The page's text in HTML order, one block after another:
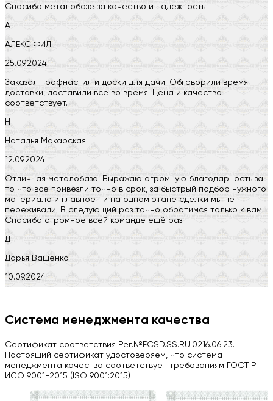
Спасибо металобазе за качество и надёжность
А
АЛЕКС ФИЛ
25.09.2024
Заказал профнастил и доски для дачи. Обговорили время
доставки, доставили все во время. Цена и качество
соответствует.
Н
Наталья Макарская
12.09.2024
Отличная металобаза! Выражаю огромную благодарность за
то что все привезли точно в срок, за быстрый подбор нужного
материала и главное ни на одном этапе сделки мы не
переживали! В следующий раз точно обратимся только к вам.
Спасибо огромное всей команде ещё раз!
Д
Дарья Ващенко
10.09.2024
H
03.09.2024
Вся работа выполнена в срок. Всем рекомендую
Больше отзывов на Google Maps
Система менеджмента качества
Сертификат соответствия Рег.№ECSD.SS.RU.0216.06.23.
Настоящий сертификат удостоверяем, что система
менеджмента качества соответствует требованиям ГОСТ Р
ИСО 9001-2015 (ISO 9001:2015)